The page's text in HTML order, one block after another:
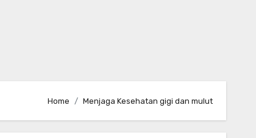
Home Menjaga Kesehatan gigi dan mulut